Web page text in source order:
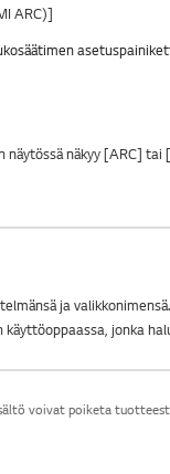
ARC)]
näkyy [ARC] tai
ja valikkonimensä.
jonka
voivat poiketa